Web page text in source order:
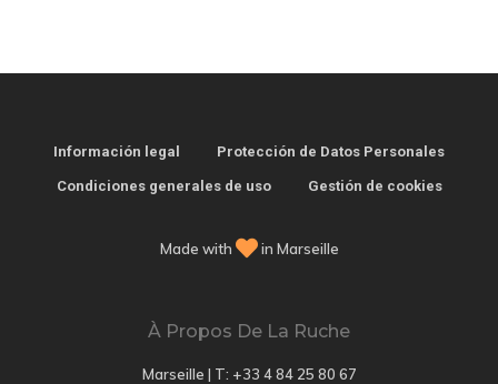
Información legal Protección de Datos Personales
Condiciones generales de uso Gestión de cookies
Made with in Marseille
À Propos De La Ruche
Marseille | T: +33 4 84 25 80 67